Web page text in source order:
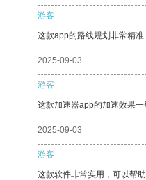
游客
这款app的路线规划非常精准
2025-09-03
游客
这款加速器app的加速效果一
2025-09-03
游客
这款软件非常实用，可以帮